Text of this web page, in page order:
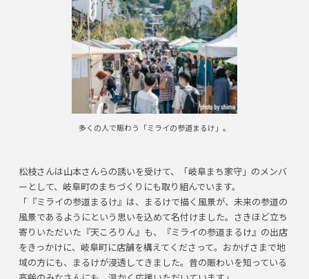
多くの人で賑わう「ミライの参道まるけ」。
松枝さんは山本さんらの誘いを受けて、「岐阜まち家守」のメンバ
ーとして、岐阜町のまちづくりにも取り組んでいます。
「『ミライの参道まるけ』は、まるけで描く風景が、未来の参道の
風景であるようにという思いを込めて名付けました。さきほど立ち
寄りいただいた『天ころりん』も、『ミライの参道まるけ』の出店
をきっかけに、岐阜町に店舗を構えてくださって。おかげさまで地
域の方にも、まるけが浸透してきました。昔の賑わいを知っている